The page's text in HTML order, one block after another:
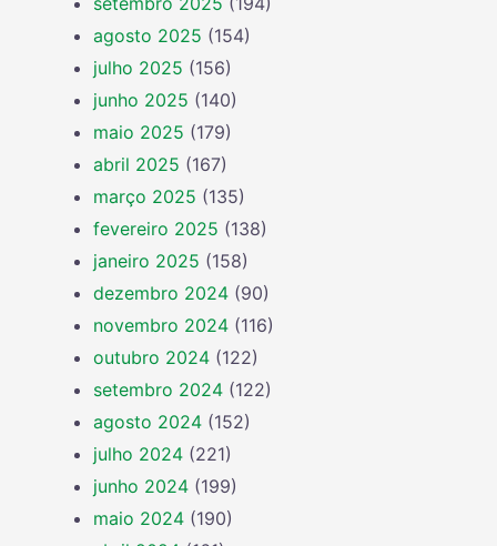
agosto 2025 (154)
julho 2025 (156)
junho 2025 (140)
maio 2025 (179)
abril 2025 (167)
março 2025 (135)
fevereiro 2025 (138)
janeiro 2025 (158)
dezembro 2024 (90)
novembro 2024 (116)
outubro 2024 (122)
setembro 2024 (122)
agosto 2024 (152)
julho 2024 (221)
junho 2024 (199)
maio 2024 (190)